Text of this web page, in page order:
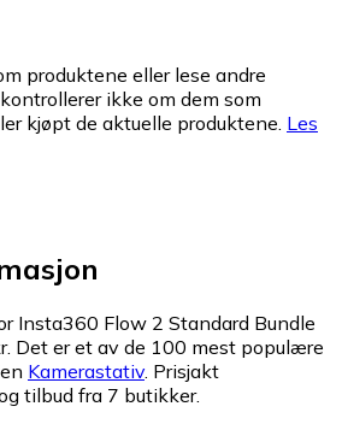
produktene eller lese andre
ikke om dem som
kjøpt de aktuelle produktene. Les
Insta360 Flow 2 Standard Bundle
Det er et av de 100 mest populære
Kamerastativ. Prisjakt
tilbud fra 7 butikker.